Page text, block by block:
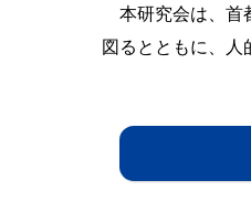
本研究会は、首
図るとともに、人